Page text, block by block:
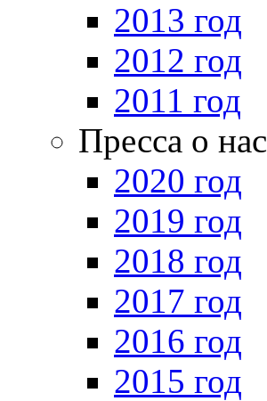
2013 год
2012 год
2011 год
Пресса о нас
2020 год
2019 год
2018 год
2017 год
2016 год
2015 год